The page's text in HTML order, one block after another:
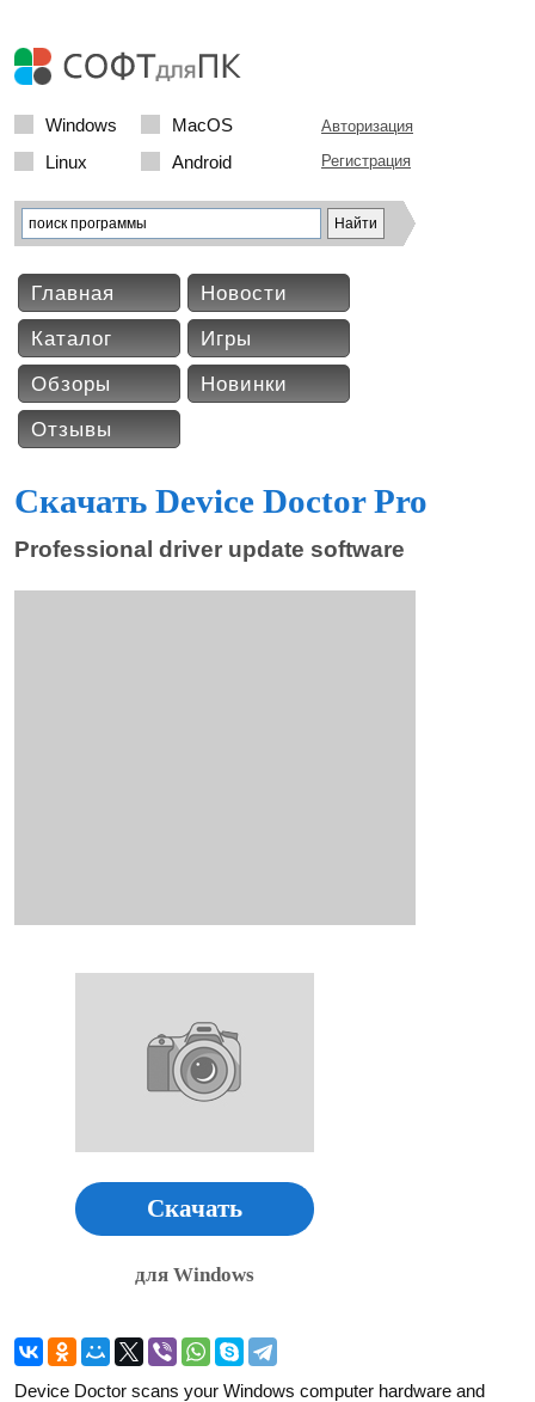
Windows
MacOS
Linux
Android
Авторизация
Регистрация
Главная
Новости
Каталог
Игры
Обзоры
Новинки
Отзывы
Скачать Device Doctor Pro
Professional driver update software
Скачать
для Windows
Device Doctor scans your Windows computer hardware and